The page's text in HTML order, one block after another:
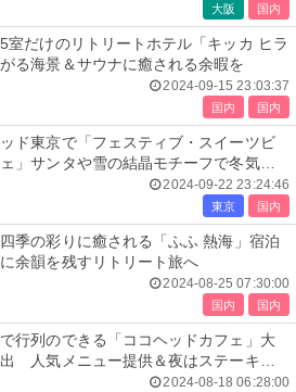
大阪 国内
室だけのリトリートホテル「キッカ ヒラ
がる海景＆サウナに癒される余暇を
2024-09-15 23:03:37
国内 国内
ド東京で「フェスティブ・スイーツビ
」サンタや雪の結晶モチーフで冬気分
2024-09-22 23:24:46
東京 国内
季の彩りに癒される「ふふ 熱海」宿泊
余韻を残すリトリート旅へ
2024-08-25 07:30:00
国内 国内
行列のできる「ココヘッドカフェ」大
人気メニュー提供＆夜はステーキハ
2024-08-18 06:28:00